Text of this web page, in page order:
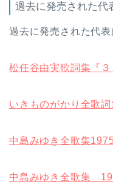
過去に発売された代
過去に発売された代表
松任谷由実歌詞集『３
いきものがかり全歌詞
中島みゆき全歌集
中島みゆき全歌集